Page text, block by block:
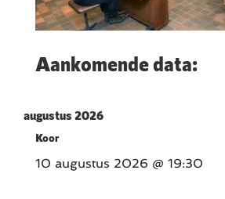
Aankomende data:
augustus 2026
Koor
10 augustus 2026 @ 19:30